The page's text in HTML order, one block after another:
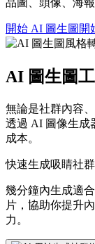
品圖、頭像、海報
開始 AI 圖生圖 開
AI 圖生圖
無論是社群內容
透過 AI 圖像生成
成本。
快速生成吸睛社
幾分鐘內生成適
片，協助你提升
力。